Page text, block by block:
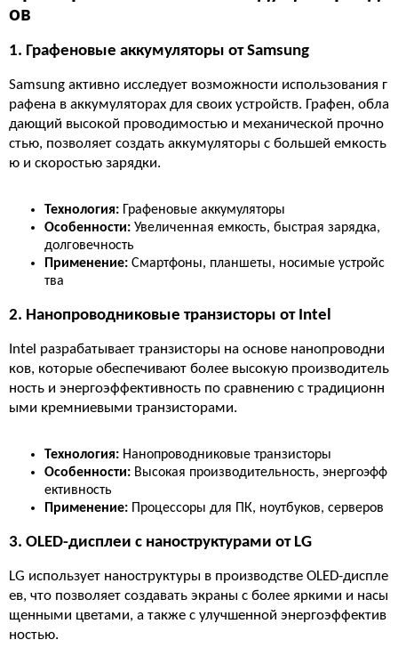
ов
1. Графеновые аккумуляторы от Samsung
Samsung активно исследует возможности использования г
рафена в аккумуляторах для своих устройств. Графен, обла
дающий высокой проводимостью и механической прочно
стью, позволяет создать аккумуляторы с большей емкость
ю и скоростью зарядки.
Технология: Графеновые аккумуляторы
Особенности: Увеличенная емкость, быстрая зарядка,
долговечность
Применение: Смартфоны, планшеты, носимые устройс
тва
2. Нанопроводниковые транзисторы от Intel
Intel разрабатывает транзисторы на основе нанопроводни
ков, которые обеспечивают более высокую производитель
ность и энергоэффективность по сравнению с традиционн
ыми кремниевыми транзисторами.
Технология: Нанопроводниковые транзисторы
Особенности: Высокая производительность, энергоэфф
ективность
Применение: Процессоры для ПК, ноутбуков, серверов
3. OLED-дисплеи с наноструктурами от LG
LG использует наноструктуры в производстве OLED-диспле
ев, что позволяет создавать экраны с более яркими и насы
щенными цветами, а также с улучшенной энергоэффектив
ностью.